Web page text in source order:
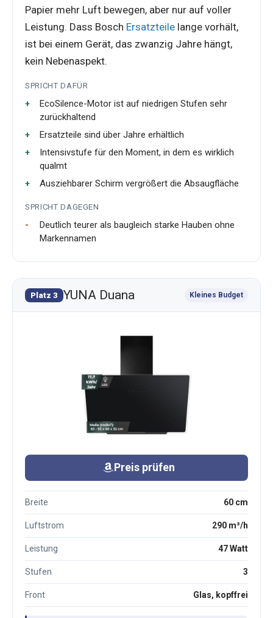
Papier mehr Luft bewegen, aber nur auf voller
Leistung. Dass Bosch Ersatzteile lange vorhält,
ist bei einem Gerät, das zwanzig Jahre hängt,
kein Nebenaspekt.
SPRICHT DAFÜR
EcoSilence-Motor ist auf niedrigen Stufen sehr
zurückhaltend
Ersatzteile sind über Jahre erhältlich
Intensivstufe für den Moment, in dem es wirklich
qualmt
Ausziehbarer Schirm vergrößert die Absaugfläche
SPRICHT DAGEGEN
Deutlich teurer als baugleich starke Hauben ohne
Markennamen
Platz 3 YUNA Duana Kleines Budget
Preis prüfen
Breite 60 cm
Luftstrom 290 m³/h
Leistung 47 Watt
Stufen 3
Front Glas, kopffrei